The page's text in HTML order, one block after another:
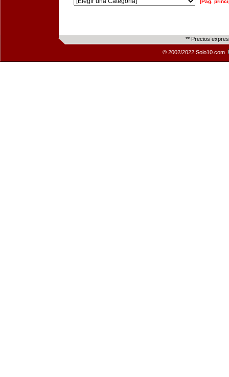
[Pág.
** Precios
© 2002/2022 Solo10.com